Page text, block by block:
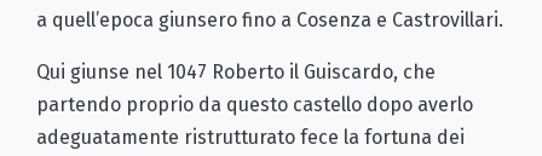
a quell’epoca giunsero fino a Cosenza e Castrovillari.
Qui giunse nel 1047 Roberto il Guiscardo, che
partendo proprio da questo castello dopo averlo
adeguatamente ristrutturato fece la fortuna dei